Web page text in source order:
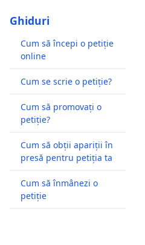
Ghiduri
Cum să începi o petiție
online
Cum se scrie o petiție?
Cum să promovați o
petiție?
Cum să obții apariții în
presă pentru petiția ta
Cum să înmânezi o
petiție